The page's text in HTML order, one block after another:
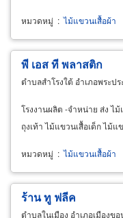
หมวดหมู่ : ไม้แขวนเสื้อผ้า
พี เอส ที พลาสติก
ตำบลสำโรงใต้ อำเภอพระป
โรงงานผลิต -จำหน่าย ส่ง ไ
ถุงเท้า ไม้แขวนเสื้อเด็ก ไม้
หมวดหมู่ : ไม้แขวนเสื้อผ้า
ร้าน ทู ฟลีค
ตำบลในเมือง อำเภอเมือง